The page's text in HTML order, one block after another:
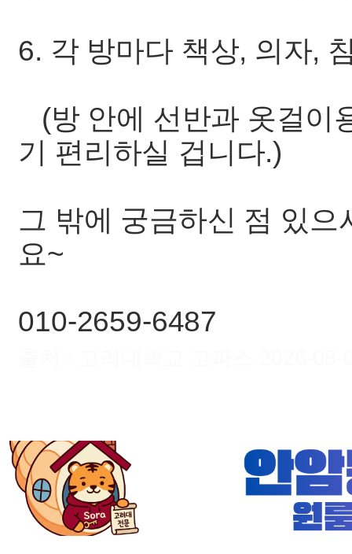
6. 각 방마다 책상, 의자,
(방 안에 선반과 옷걸이
기 편리하실 겁니다.)
그 밖에 궁금하신 점 있
요~
010-2659-6487